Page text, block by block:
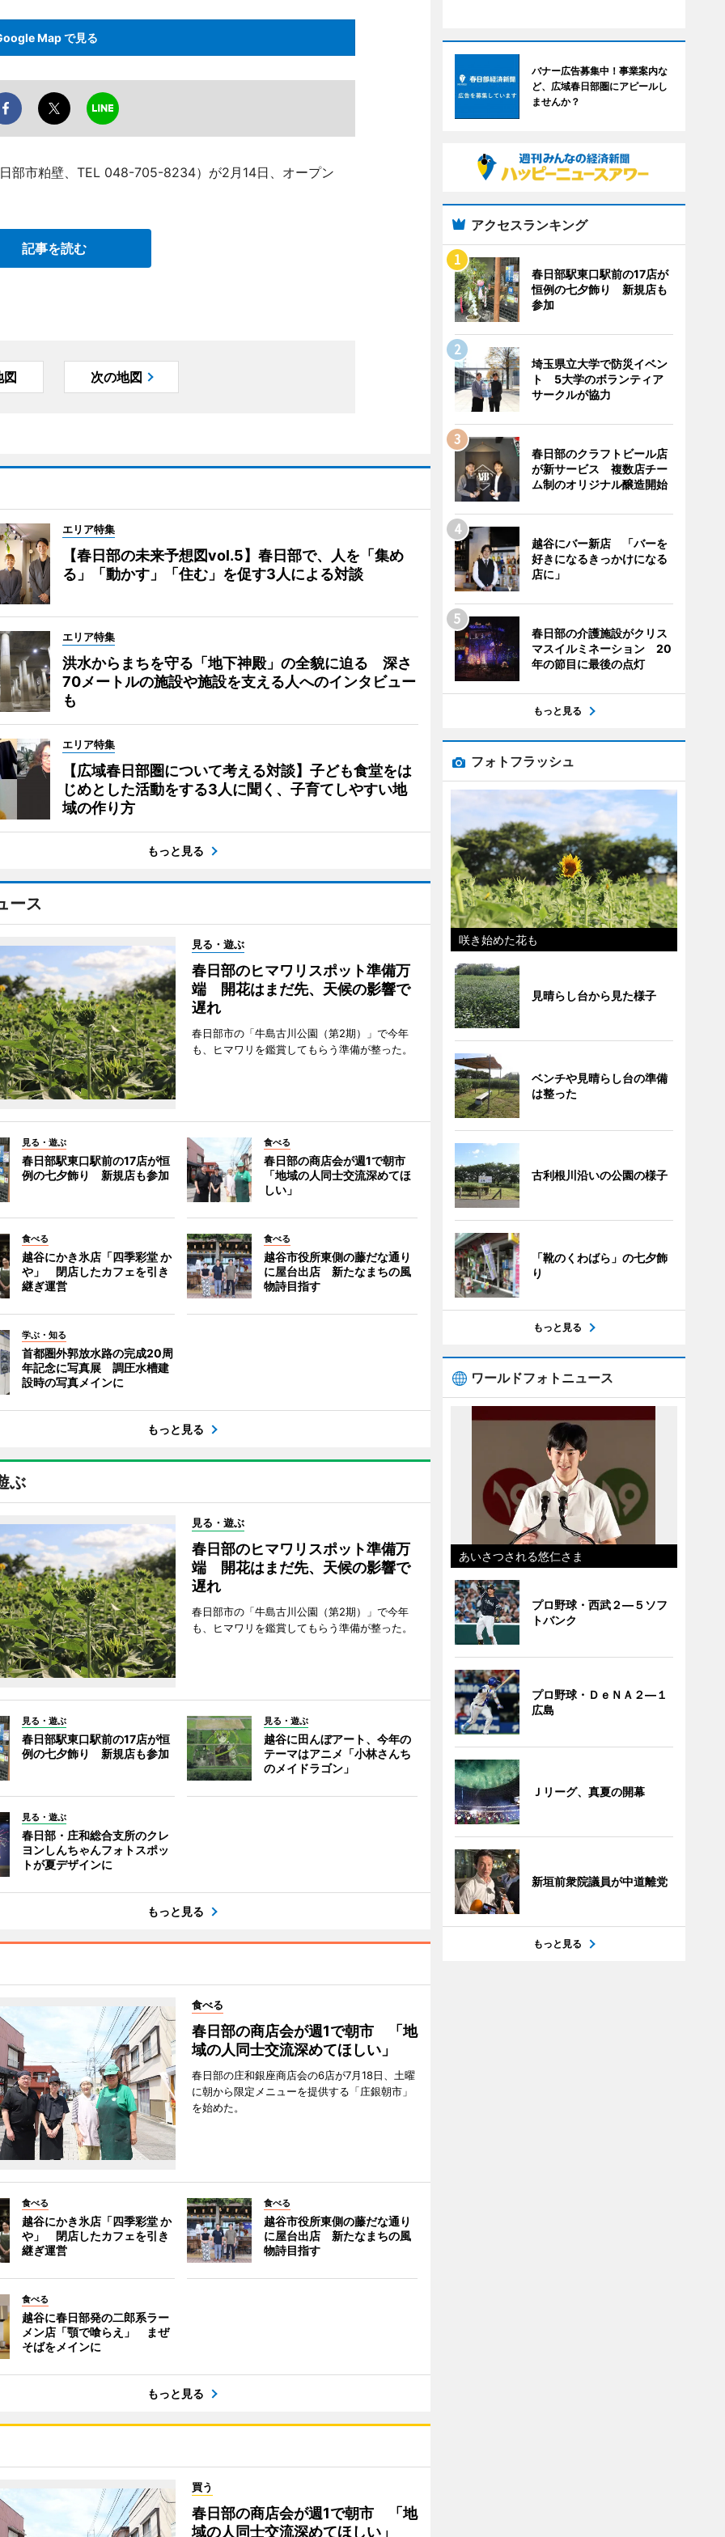
Map で見る
部市粕壁、TEL 048-705-8234）が2月14日、オープン
記事を読む
図 次の地図
エリア特集
【春日部の未来予想図vol.5】春日部で、人を「集め
る」「動かす」「住む」を促す3人による対談
エリア特集
洪水からまちを守る「地下神殿」の全貌に迫る 深さ
70メートルの施設や施設を支える人へのインタビュー
も
エリア特集
【広域春日部圏について考える対談】子ども食堂をは
じめとした活動をする3人に聞く、子育てしやすい地
域の作り方
もっと見る
ース
見る・遊ぶ
春日部のヒマワリスポット準備万
端 開花はまだ先、天候の影響で
遅れ
春日部市の「牛島古川公園（第2期）」で今年
も、ヒマワリを鑑賞してもらう準備が整った。
見る・遊ぶ
春日部駅東口駅前の17店が恒
例の七夕飾り 新規店も参加
食べる
春日部の商店会が週1で朝市
「地域の人同士交流深めてほ
しい」
食べる
越谷にかき氷店「四季彩堂 か
や」 閉店したカフェを引き
継ぎ運営
食べる
越谷市役所東側の藤だな通り
に屋台出店 新たなまちの風
物詩目指す
学ぶ・知る
首都圏外郭放水路の完成20周
年記念に写真展 調圧水槽建
設時の写真メインに
もっと見る
ぶ
見る・遊ぶ
春日部のヒマワリスポット準備万
端 開花はまだ先、天候の影響で
遅れ
春日部市の「牛島古川公園（第2期）」で今年
も、ヒマワリを鑑賞してもらう準備が整った。
見る・遊ぶ
春日部駅東口駅前の17店が恒
例の七夕飾り 新規店も参加
見る・遊ぶ
越谷に田んぼアート、今年の
テーマはアニメ「小林さんち
のメイドラゴン」
見る・遊ぶ
春日部・庄和総合支所のクレ
ヨンしんちゃんフォトスポッ
トが夏デザインに
もっと見る
食べる
春日部の商店会が週1で朝市 「地
域の人同士交流深めてほしい」
春日部の庄和銀座商店会の6店が7月18日、土曜
に朝から限定メニューを提供する「庄銀朝市」
を始めた。
食べる
越谷にかき氷店「四季彩堂 か
や」 閉店したカフェを引き
継ぎ運営
食べる
越谷市役所東側の藤だな通り
に屋台出店 新たなまちの風
物詩目指す
食べる
越谷に春日部発の二郎系ラー
メン店「顎で喰らえ」 まぜ
そばをメインに
もっと見る
買う
春日部の商店会が週1で朝市 「地
域の人同士交流深めてほしい」
バナー広告募集中！事業案内な
ど、広域春日部圏にアピールし
ませんか？
アクセスランキング
春日部駅東口駅前の17店が
恒例の七夕飾り 新規店も
参加
埼玉県立大学で防災イベン
ト 5大学のボランティア
サークルが協力
春日部のクラフトビール店
が新サービス 複数店チー
ム制のオリジナル醸造開始
越谷にバー新店 「バーを
好きになるきっかけになる
店に」
春日部の介護施設がクリス
マスイルミネーション 20
年の節目に最後の点灯
もっと見る
フォトフラッシュ
咲き始めた花も
見晴らし台から見た様子
ベンチや見晴らし台の準備
は整った
古利根川沿いの公園の様子
「靴のくわばら」の七夕飾
り
もっと見る
ワールドフォトニュース
あいさつされる悠仁さま
プロ野球・西武２―５ソフ
トバンク
プロ野球・ＤｅＮＡ２―１
広島
Ｊリーグ、真夏の開幕
新垣前衆院議員が中道離党
もっと見る